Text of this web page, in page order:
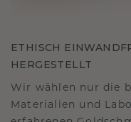
ETHISCH
HERGESTELLT
Wir wählen nur die
Materialien und